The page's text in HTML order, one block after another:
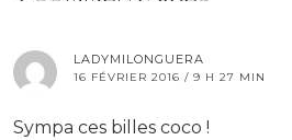
LADYMILONGUERA
16 FÉVRIER 2016 / 9 H 27 MIN
Sympa ces billes coco !